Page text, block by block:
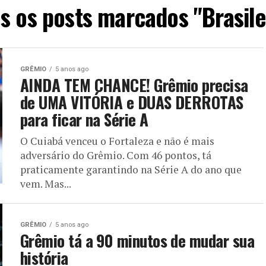
os posts marcados
GRÊMIO 5 anos ago
AINDA TEM CHANCE! Grêmio precisa
de UMA VITÓRIA e DUAS DERROTAS
para ficar na Série A
O Cuiabá venceu o Fortaleza e não é mais
adversário do Grêmio. Com 46 pontos, tá
praticamente garantindo na Série A do ano que
vem. Mas...
GRÊMIO 5 anos ago
Grêmio tá a 90 minutos de mudar sua
história